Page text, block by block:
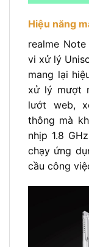
Hiệu năng
realme
vi xử lý
mang lại
xử lý mượt
lướt web,
thông mà
nhịp 1.8
chạy ứng
cầu công